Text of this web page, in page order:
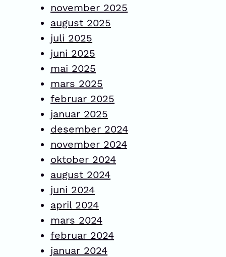
november 2025
august 2025
juli 2025
juni 2025
mai 2025
mars 2025
februar 2025
januar 2025
desember 2024
november 2024
oktober 2024
august 2024
juni 2024
april 2024
mars 2024
februar 2024
januar 2024